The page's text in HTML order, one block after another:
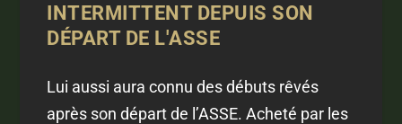
INTERMITTENT DEPUIS SON
DÉPART DE L'ASSE
Lui aussi aura connu des débuts rêvés
après son départ de l’ASSE. Acheté par les